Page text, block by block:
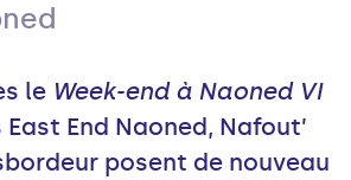
le Week-end à Naoned VI
End Naoned, Nafout’
posent de nouveau